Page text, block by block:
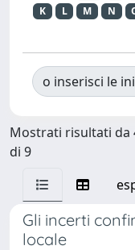
K
L M N
o inserisci le
Mostrati risultati da
di 9
Gli incerti
locale